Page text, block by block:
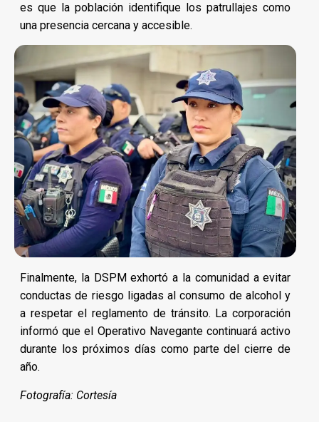
es que la población identifique los patrullajes como
una presencia cercana y accesible.
Finalmente, la DSPM exhortó a la comunidad a evitar
conductas de riesgo ligadas al consumo de alcohol y
a respetar el reglamento de tránsito. La corporación
informó que el Operativo Navegante continuará activo
durante los próximos días como parte del cierre de
año.
Fotografía: Cortesía